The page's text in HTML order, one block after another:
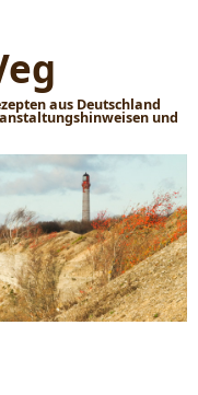
aus Deutschland
und